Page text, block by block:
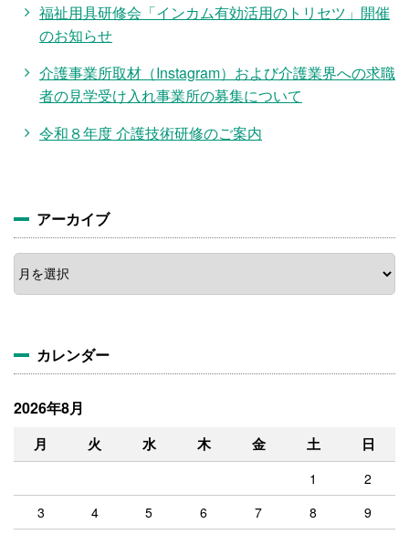
福祉用具研修会「インカム有効活用のトリセツ」開催
のお知らせ
介護事業所取材（Instagram）および介護業界への求職
者の見学受け入れ事業所の募集について
令和８年度 介護技術研修のご案内
アーカイブ
ア
ー
カ
カレンダー
2026年8月
月 火 水 木 金 土 日
1
2
3
4 5 6 7 8
9